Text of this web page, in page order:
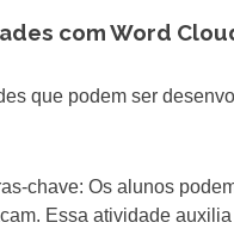
com Word
que podem ser
chave: Os alunos
Essa atividade